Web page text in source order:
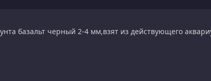
базальт черный 2-4 мм,взят из действующего